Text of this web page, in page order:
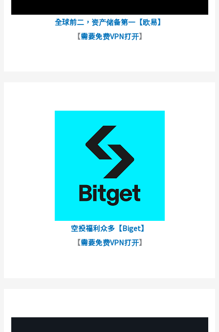
全球前二，资产储备第一【欧易】
【需要免费VPN打开】
空投福利众多【Biget】
【需要免费VPN打开】